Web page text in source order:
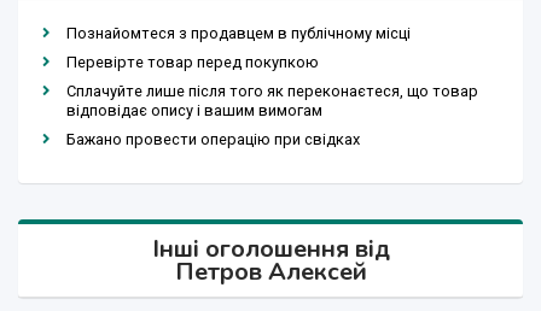
Познайомтеся з продавцем в публічному місці
Перевірте товар перед покупкою
Сплачуйте лише після того як переконаєтеся, що товар
відповідає опису і вашим вимогам
Бажано провести операцію при свідках
Інші оголошення від
Петров Алексей